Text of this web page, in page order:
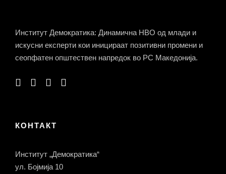
Институт Демократика: Динамична НВО од млади и
искусни експерти кои иницираат позитивни промени и
сеопфатен општествен напредок во РС Македонија.
КОНТАКТ
Институт „Демократика“
ул. Бојмија 10